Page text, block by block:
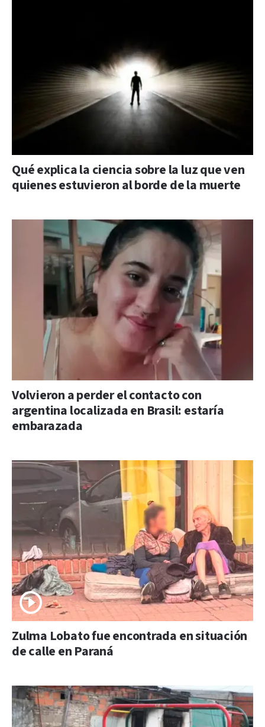
Qué explica la ciencia sobre la luz que ven
quienes estuvieron al borde de la muerte
Volvieron a perder el contacto con
argentina localizada en Brasil: estaría
embarazada
Zulma Lobato fue encontrada en situación
de calle en Paraná